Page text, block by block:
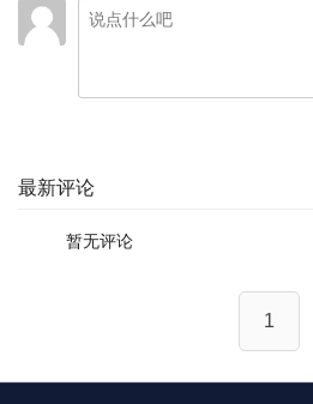
最新评论
暂无评论
1